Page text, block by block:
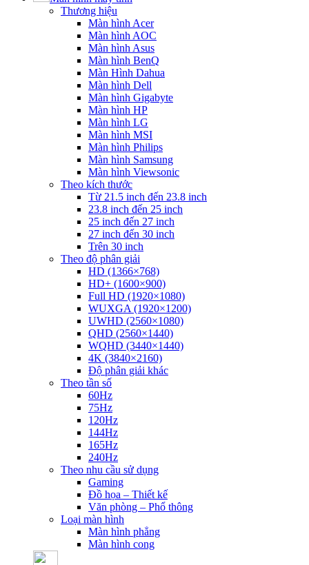
Thương hiệu
Màn hình Acer
Màn hình AOC
Màn hình Asus
Màn hình BenQ
Màn Hình Dahua
Màn hình Dell
Màn hình Gigabyte
Màn hình HP
Màn hình LG
Màn hình MSI
Màn hình Philips
Màn hình Samsung
Màn hình Viewsonic
Theo kích thước
Từ 21.5 inch đến 23.8 inch
23.8 inch đến 25 inch
25 inch đến 27 inch
27 inch đến 30 inch
Trên 30 inch
Theo độ phân giải
HD (1366×768)
HD+ (1600×900)
Full HD (1920×1080)
WUXGA (1920×1200)
UWHD (2560×1080)
QHD (2560×1440)
WQHD (3440×1440)
4K (3840×2160)
Độ phân giải khác
Theo tần số
60Hz
75Hz
120Hz
144Hz
165Hz
240Hz
Theo nhu cầu sử dụng
Gaming
Đồ họa – Thiết kế
Văn phòng – Phổ thông
Loại màn hình
Màn hình phẳng
Màn hình cong